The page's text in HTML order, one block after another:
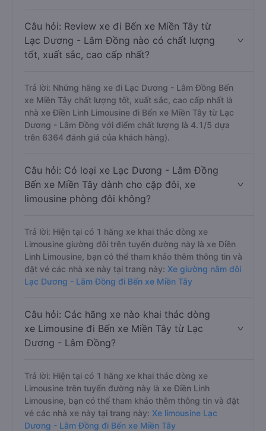
Câu hỏi: Review xe đi Bến xe Miền Tây từ
Lạc Dương - Lâm Đồng nào có chất lượng
tốt, xuất sắc, cao cấp nhất?
Trả lời: Những hãng xe đi Lạc Dương - Lâm Đồng Bến
xe Miền Tây chất lượng tốt, xuất sắc, cao cấp nhất là
nhà xe Điền Linh Limousine đi Bến xe Miền Tây từ Lạc
Dương - Lâm Đồng với điểm chất lượng là 4.1/5 dựa
trên 6364 đánh giá của khách hàng).
Câu hỏi: Có loại xe Lạc Dương - Lâm Đồng
Bến xe Miền Tây dành cho cặp đôi, xe
limousine phòng đôi không?
Trả lời: Hiện tại có 1 hãng xe khai thác dòng xe
Limousine giường đôi trên tuyến đường này là xe Điền
Linh Limousine, bạn có thể tham khảo thêm thông tin và
đặt vé các nhà xe này tại trang này: Xe giường nằm đôi
Lạc Dương - Lâm Đồng đi Bến xe Miền Tây
Câu hỏi: Các hãng xe nào khai thác dòng
xe Limousine đi Bến xe Miền Tây từ Lạc
Dương - Lâm Đồng?
Trả lời: Hiện tại có 1 hãng xe khai thác dòng xe
Limousine trên tuyến đường này là xe Điền Linh
Limousine, bạn có thể tham khảo thêm thông tin và đặt
vé các nhà xe này tại trang này: Xe limousine Lạc
Dương - Lâm Đồng đi Bến xe Miền Tây